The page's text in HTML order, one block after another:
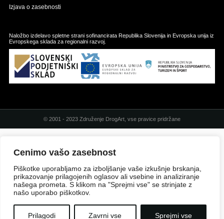
Cenimo vašo zasebnost
Piškotke uporabljamo za izboljšanje vaše izkušnje brskanja,
prikazovanje prilagojenih oglasov ali vsebine in analiziranje
našega prometa. S klikom na "Sprejmi vse" se strinjate z
našo uporabo piškotkov.
Prilagodi Zavrni vse Sprejmi vse
Izjava o zasebnosti
Naložbo izdelavo spletne strani sofinancirata Republika Slovenija in Evropska unija iz
Evropskega sklada za regionalni razvoj.
© 2001 - 2023 Združenje DrogArt, vse pravice pridržane